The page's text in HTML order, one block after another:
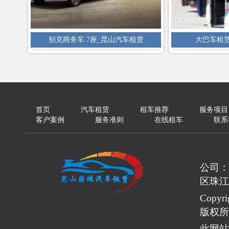
别克商务车 7座_昆山汽车租赁 大巴车租
首页 汽车租赁 租车推荐
服务项目
客户案例
服务准则 在线租车 联
公司
区珠
版权